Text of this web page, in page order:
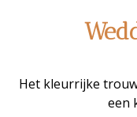
Het kleurrijke
een